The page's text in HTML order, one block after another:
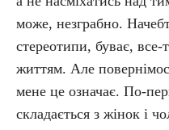
може, незграбно.
стереотипи, буває,
життям. Але
мене це означає. По-
складається з жінок і